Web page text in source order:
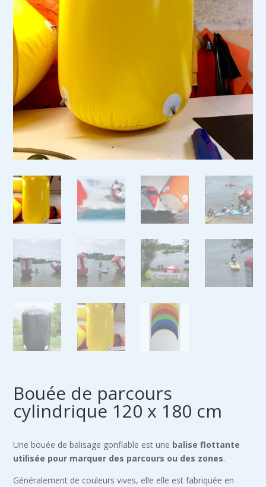
Bouée de parcours
cylindrique 120 x 180 cm
Une bouée de balisage gonflable est une balise flottante
utilisée pour marquer des parcours ou des zones.
Généralement de couleurs vives, elle elle est fabriquée en